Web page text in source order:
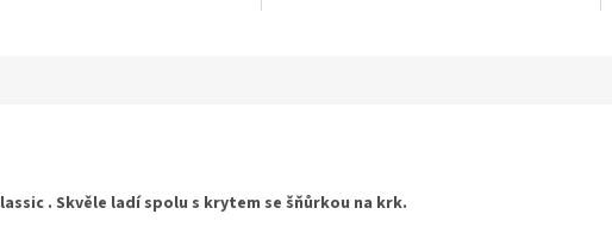
. Skvěle ladí spolu s krytem se šňůrkou na krk.